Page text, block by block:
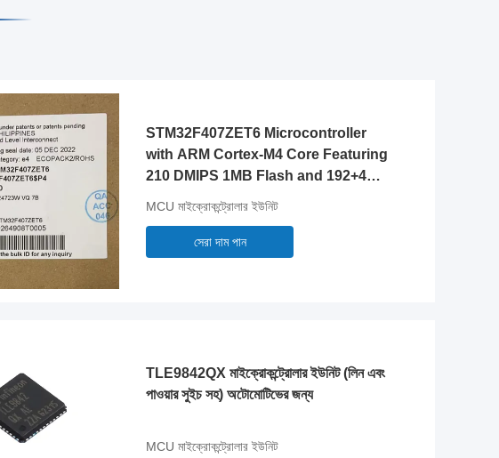
STM32F407ZET6 Microcontroller
with ARM Cortex-M4 Core Featuring
210 DMIPS 1MB Flash and 192+4KB
MCU মাইক্রোকন্ট্রোলার ইউনিট
সেরা দাম পান
TLE9842QX মাইক্রোকন্ট্রোলার ইউনিট (লিন এবং
পাওয়ার সুইচ সহ) অটোমোটিভের জন্য
MCU মাইক্রোকন্ট্রোলার ইউনিট